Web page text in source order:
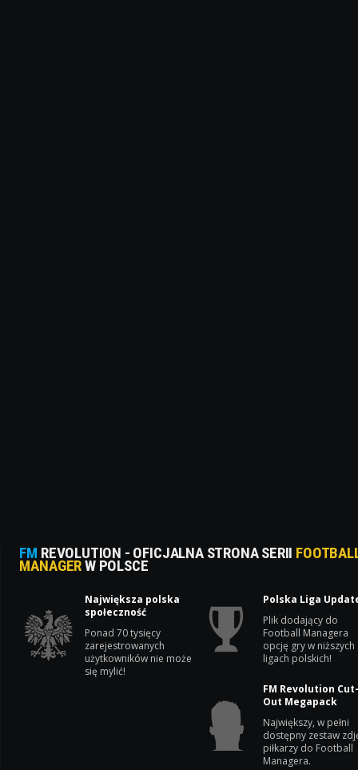
FM REVOLUTION - OFICJALNA STRONA SERII
MANAGERW POLSCE
Największa polska
społeczność
Ponad 70 tysięcy
zarejestrowanych
użytkowników nie może
się mylić!
Polska Liga
Plik dodający do
Football Managera
opcję gry w niższych
ligach polskich!
FM Revolution
Out Megapack
Największy, w pełni
dostępny zestaw
piłkarzy do Football
Managera.